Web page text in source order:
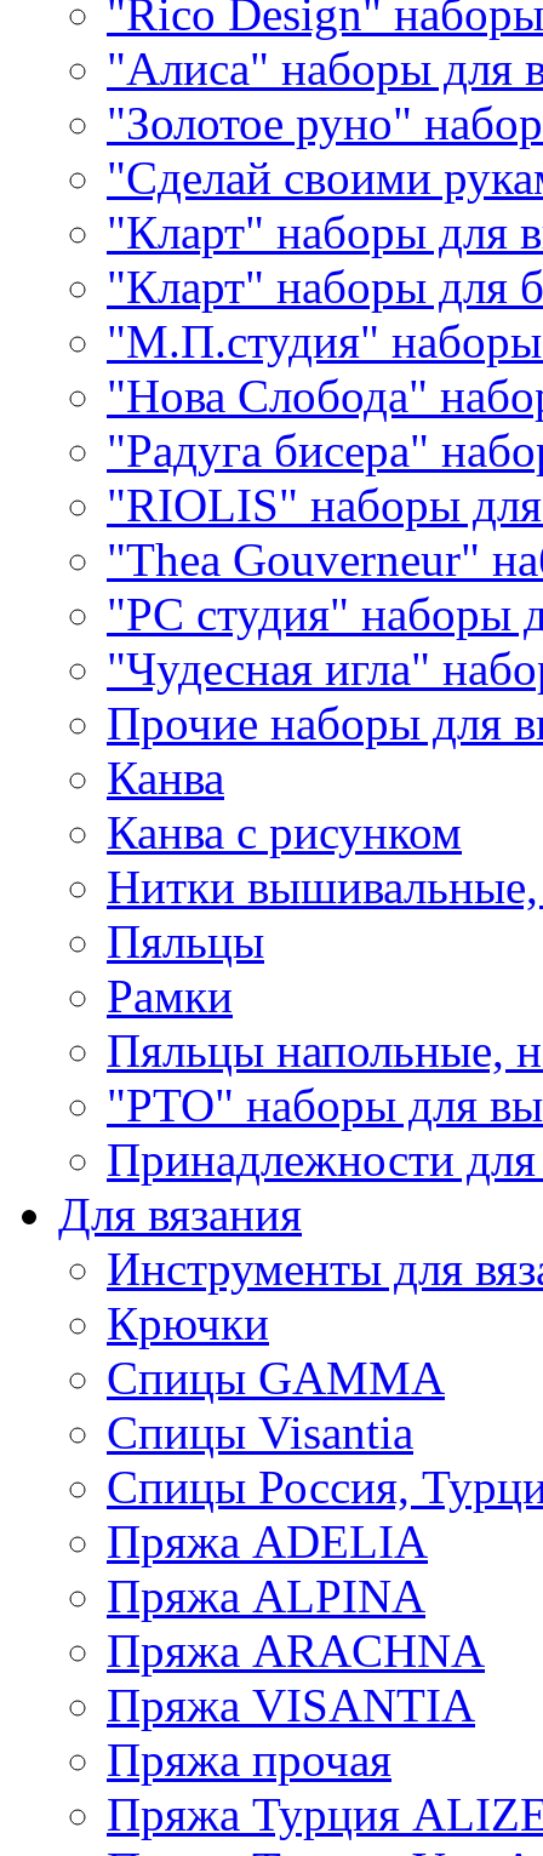
"Rico Design"
"Алиса" наборы для
"Золотое руно"
"Сделай своими
"Кларт" наборы для
"Кларт" наборы для
"М.П.студия"
"Нова Слобода"
"Радуга бисера"
"RIOLIS" наборы
"Thea Gouverneur"
"РС студия" наборы
"Чудесная игла"
Прочие наборы для
Канва
Канва с рисунком
Нитки
Пяльцы
Рамки
Пяльцы напольные,
"РТО" наборы для
Принадлежности
Для вязания
Инструменты для
Крючки
Спицы GAMMA
Спицы Visantia
Спицы Россия,
Пряжа ADELIA
Пряжа ALPINA
Пряжа ARACHNA
Пряжа VISANTIA
Пряжа прочая
Пряжа Турция